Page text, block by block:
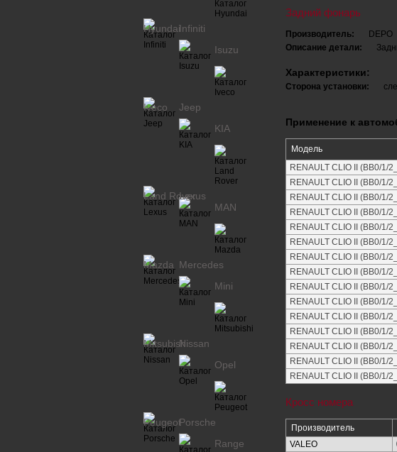
Задний фонарь
Производитель:
DEPO
Описание детали:
Характеристики:
Сторона установки:
Применение к
Модель
RENAULT CLIO II (BB0/1/
RENAULT CLIO II (BB0/1/
RENAULT CLIO II (BB0/1/
RENAULT CLIO II (BB0/1/
RENAULT CLIO II (BB0/1/
RENAULT CLIO II (BB0/1/
RENAULT CLIO II (BB0/1/
RENAULT CLIO II (BB0/1/
RENAULT CLIO II (BB0/1/
RENAULT CLIO II (BB0/1/
RENAULT CLIO II (BB0/1/
RENAULT CLIO II (BB0/1/
RENAULT CLIO II (BB0/1/
RENAULT CLIO II (BB0/1/
RENAULT CLIO II (BB0/1/
Кросс номера
Производитель
VALEO
HyundaiInfiniti
Isuzu
Iveco
Jeep
KIA
Land Rover
Lexus
MAN
Mazda Mercedes
Mini
MitsubishiNissan
Opel
PeugeotPorsche
Range